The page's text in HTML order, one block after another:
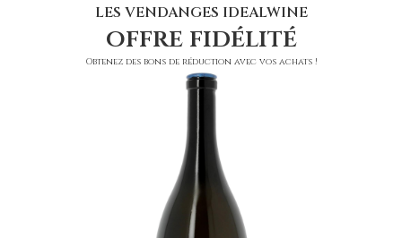
LES VENDANGES IDEALWINE
offre fidélité
Obtenez des bons de réduction avec vos achats !